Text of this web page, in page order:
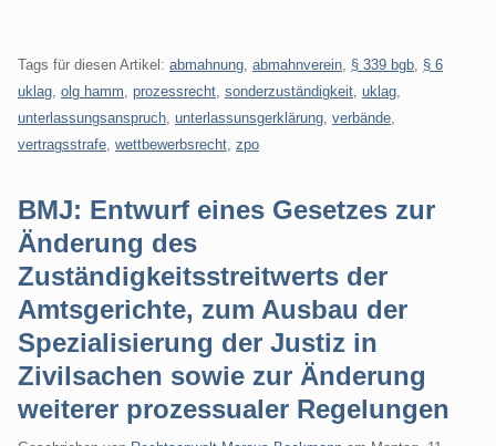
Tags für diesen Artikel: abmahnung abmahnverein § 339 bgb § 6
uklag olg hamm prozessrecht sonderzuständigkeit uklag
unterlassungsanspruch unterlassunsgerklärung verbände
vertragsstrafe wettbewerbsrecht zpo
BMJ: Entwurf eines Gesetzes zur
Änderung des
Zuständigkeitsstreitwerts der
Amtsgerichte, zum Ausbau der
Spezialisierung der Justiz in
Zivilsachen sowie zur Änderung
weiterer prozessualer Regelungen